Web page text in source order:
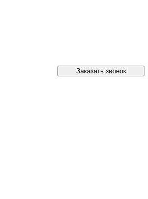
Заказать звонок